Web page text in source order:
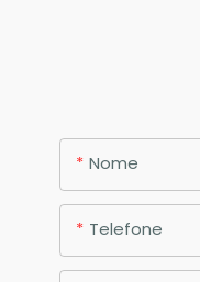
Nome
Telefone